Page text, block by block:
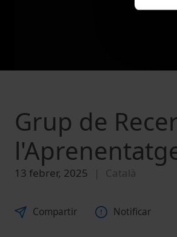
Grup de
13 febrer, 2025 Català
Compartir Notificar